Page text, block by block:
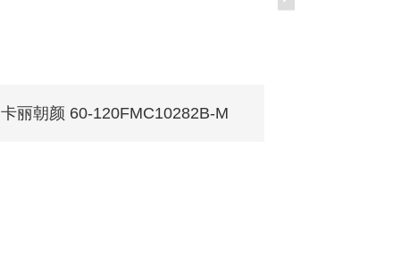
卡丽朝颜 60-120FMC10282B-M